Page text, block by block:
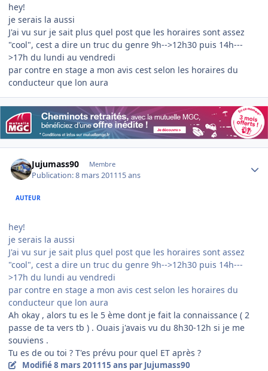
hey!
je serais la aussi
J'ai vu sur je sait plus quel post que les horaires sont assez
"cool", cest a dire un truc du genre 9h-->12h30 puis 14h---
>17h du lundi au vendredi
par contre en stage a mon avis cest selon les horaires du
conducteur que lon aura
Jujumass90 Membre
Publication:8 mars 201115 ans
AUTEUR
hey!
je serais la aussi
J'ai vu sur je sait plus quel post que les horaires sont assez
"cool", cest a dire un truc du genre 9h-->12h30 puis 14h---
>17h du lundi au vendredi
par contre en stage a mon avis cest selon les horaires du
conducteur que lon aura
Ah okay , alors tu es le 5 ème dont je fait la connaissance ( 2
passe de ta vers tb ) . Ouais j'avais vu du 8h30-12h si je me
souviens .
Tu es de ou toi ? T'es prévu pour quel ET après ?
Modifié8 mars 201115 ans par Jujumass90